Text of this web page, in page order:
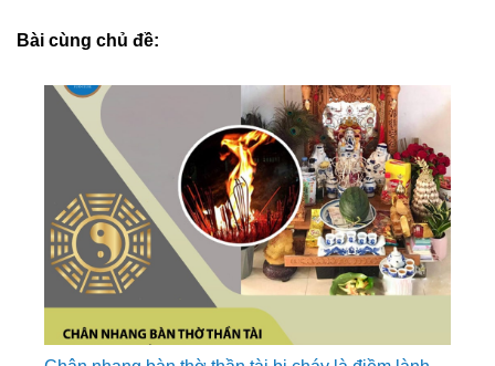
Bài cùng chủ đề: